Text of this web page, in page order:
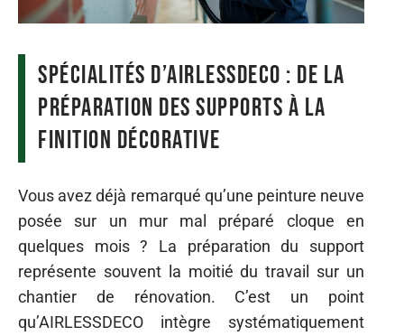
Spécialités d’AIRLESSDECO : de la
préparation des supports à la
finition décorative
Vous avez déjà remarqué qu’une peinture neuve
posée sur un mur mal préparé cloque en
quelques mois ? La préparation du support
représente souvent la moitié du travail sur un
chantier de rénovation. C’est un point
qu’AIRLESSDECO intègre systématiquement